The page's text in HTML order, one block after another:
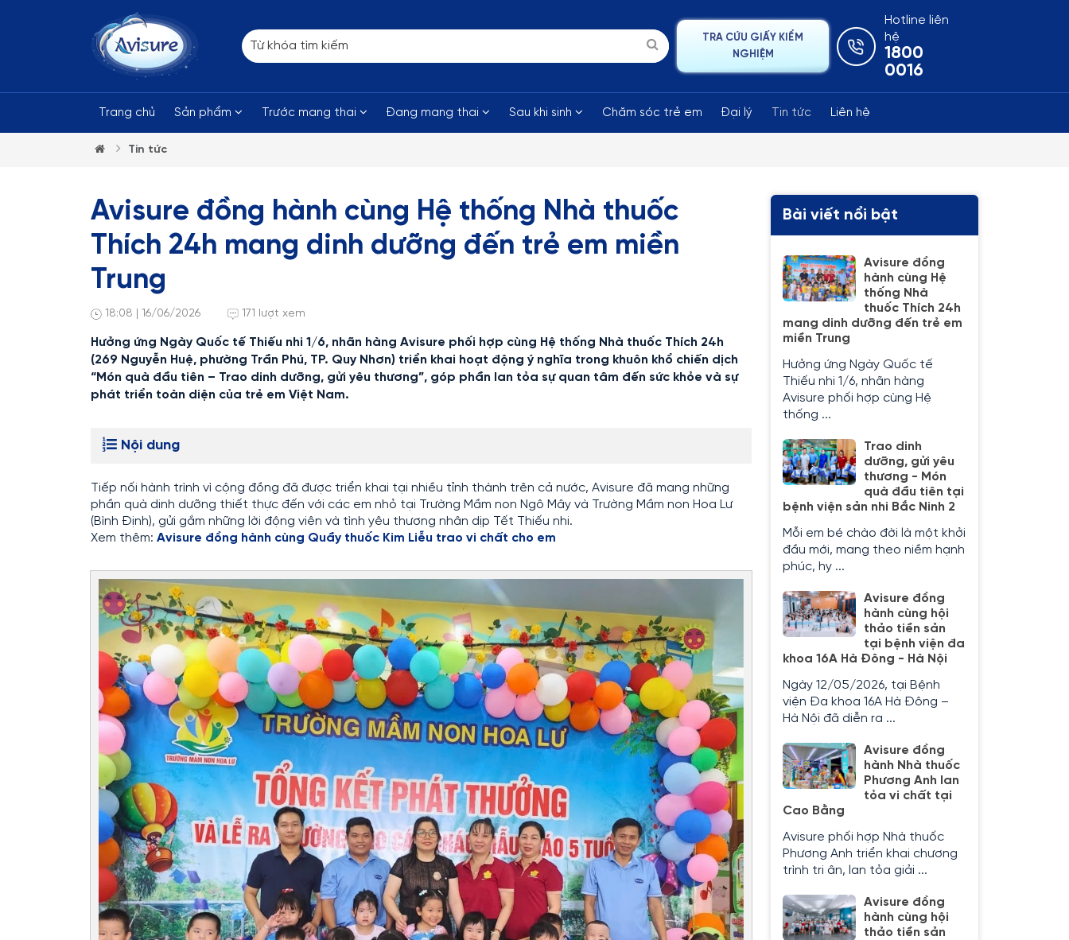
Hotline liên
hệ
1800
0016
TRA CỨU GIẤY KIỂM
NGHIỆM
Trang chủ Sản phẩm Trước mang thai Đang mang thai Sau khi sinh Chăm sóc trẻ em Đại lý Tin tức Liên hệ
Tin tức
Avisure đồng hành cùng Hệ thống Nhà thuốc
Thích 24h mang dinh dưỡng đến trẻ em miền
Trung
18:08 | 16/06/2026 171 lượt xem
Hưởng ứng Ngày Quốc tế Thiếu nhi 1/6, nhãn hàng Avisure phối hợp cùng Hệ thống Nhà thuốc Thích 24h
(269 Nguyễn Huệ, phường Trần Phú, TP. Quy Nhơn) triển khai hoạt động ý nghĩa trong khuôn khổ chiến dịch
“Món quà đầu tiên – Trao dinh dưỡng, gửi yêu thương”, góp phần lan tỏa sự quan tâm đến sức khỏe và sự
phát triển toàn diện của trẻ em Việt Nam.
Nội dung
Tiếp nối hành trình vì cộng đồng đã được triển khai tại nhiều tỉnh thành trên cả nước, Avisure đã mang những
phần quà dinh dưỡng thiết thực đến với các em nhỏ tại Trường Mầm non Ngô Mây và Trường Mầm non Hoa Lư
(Bình Định), gửi gắm những lời động viên và tình yêu thương nhân dịp Tết Thiếu nhi.
Xem thêm: Avisure đồng hành cùng Quầy thuốc Kim Liễu trao vi chất cho em
Bài viết nổi bật
Avisure đồng
hành cùng Hệ
thống Nhà
thuốc Thích 24h
mang dinh dưỡng đến trẻ em
miền Trung
Hưởng ứng Ngày Quốc tế
Thiếu nhi 1/6, nhãn hàng
Avisure phối hợp cùng Hệ
thống ...
Trao dinh
dưỡng, gửi yêu
thương - Món
quà đầu tiên tại
bệnh viện sản nhi Bắc Ninh 2
Mỗi em bé chào đời là một khởi
đầu mới, mang theo niềm hạnh
phúc, hy ...
Avisure đồng
hành cùng hội
thảo tiền sản
tại bệnh viện đa
khoa 16A Hà Đông - Hà Nội
Ngày 12/05/2026, tại Bệnh
viện Đa khoa 16A Hà Đông –
Hà Nội đã diễn ra ...
Avisure đồng
hành Nhà thuốc
Phương Anh lan
tỏa vi chất tại
Cao Bằng
Avisure phối hợp Nhà thuốc
Phương Anh triển khai chương
trình tri ân, lan tỏa giải ...
Avisure đồng
hành cùng hội
thảo tiền sản